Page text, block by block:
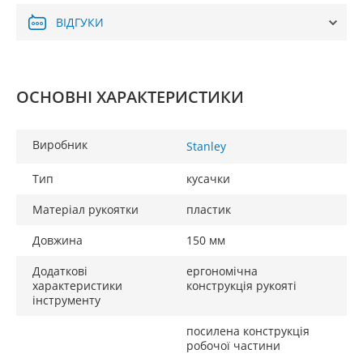
ВІДГУКИ
ОСНОВНІ ХАРАКТЕРИСТИКИ
Виробник Stanley
Тип
кусачки
Матеріал рукоятки
пластик
Довжина
150 мм
Додаткові
характеристики
інструменту
ергономічна
конструкція рукояті
посилена конструкція
робочої частини